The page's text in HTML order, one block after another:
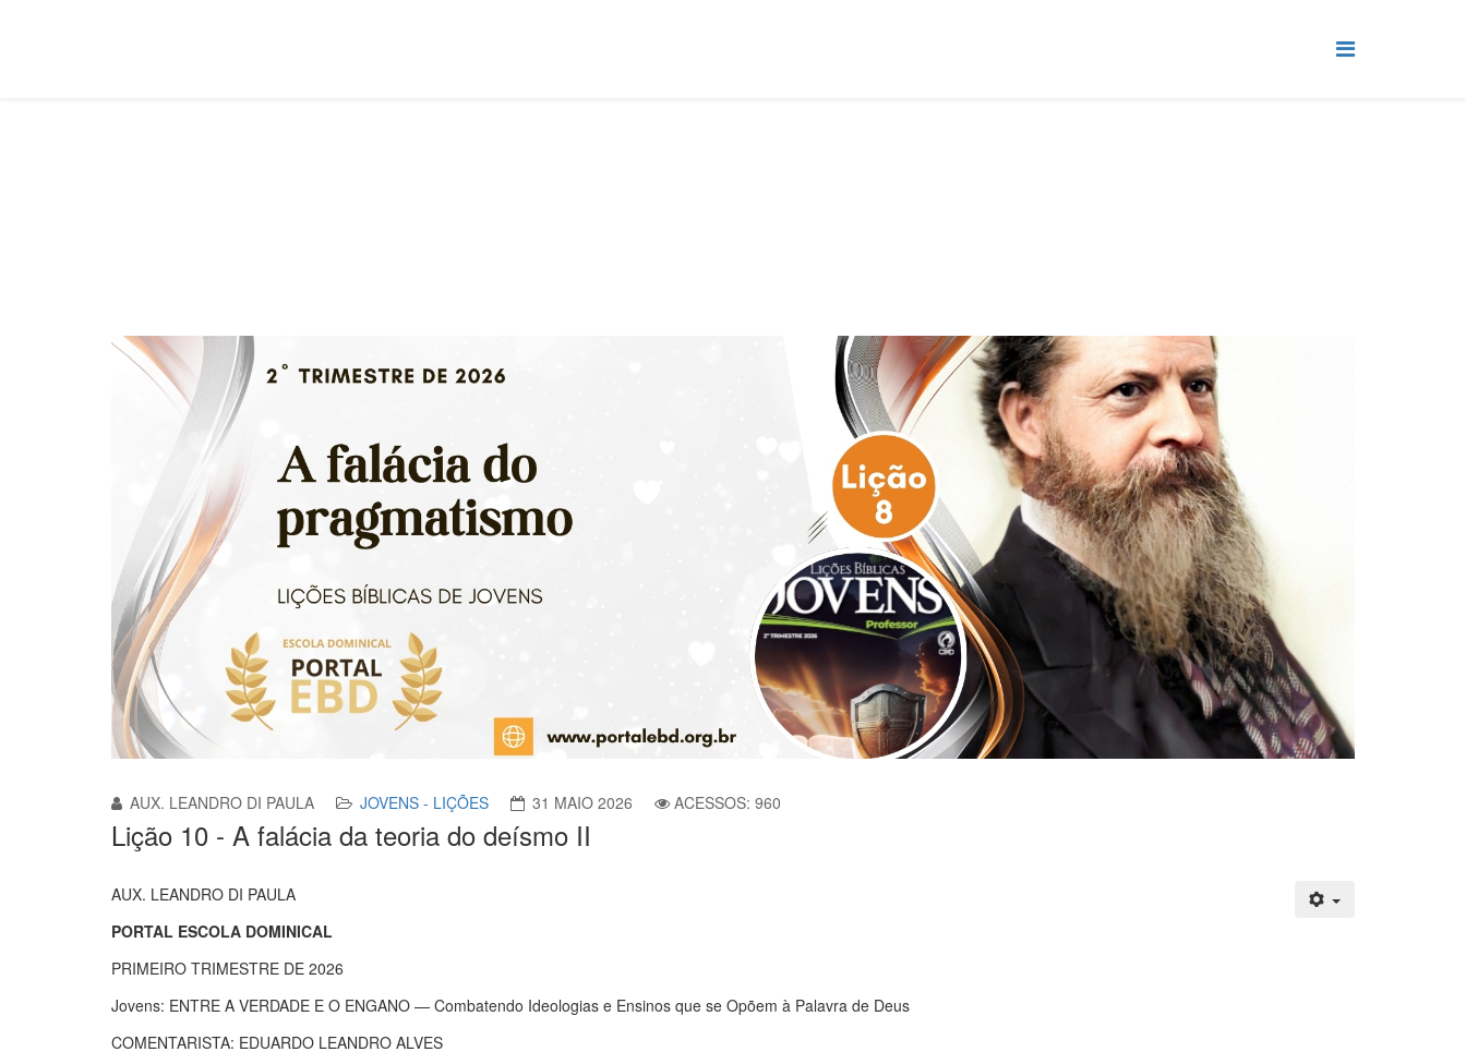
AUX. LEANDRO DI PAULA JOVENS - LIÇÕES 31 MAIO 2026 ACESSOS: 960
Lição 10 - A falácia da teoria do deísmo II
AUX. LEANDRO DI PAULA
PORTAL ESCOLA DOMINICAL
PRIMEIRO TRIMESTRE DE 2026
Jovens: ENTRE A VERDADE E O ENGANO — Combatendo Ideologias e Ensinos que se Opõem à Palavra de Deus
COMENTARISTA: EDUARDO LEANDRO ALVES